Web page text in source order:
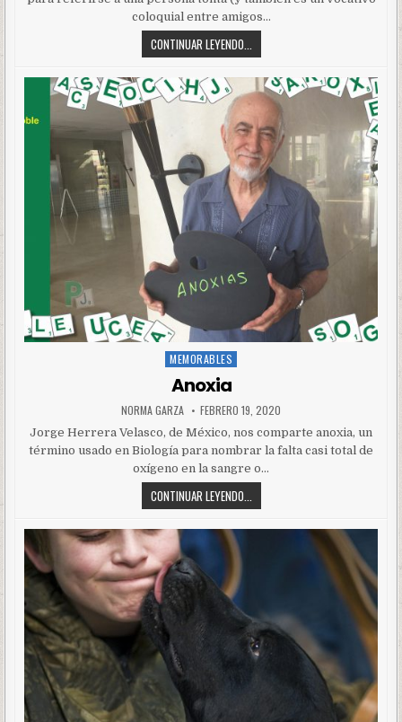
coloquial entre amigos…
CONTINUAR LEYENDO...
Posted
MEMORABLES
Anoxia
NORMA GARZA FEBRERO 19, 2020
Jorge Herrera Velasco, de México, nos comparte anoxia, un
término usado en Biología para nombrar la falta casi total de
oxígeno en la sangre o…
CONTINUAR LEYENDO...